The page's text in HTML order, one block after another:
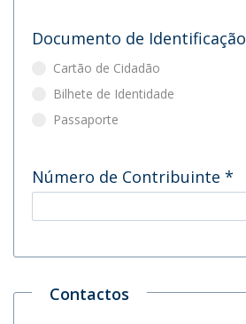
Documento de Identificação
Cartão de Cidadão
Bilhete de Identidade
Passaporte
Número de Contribuinte *
Contactos